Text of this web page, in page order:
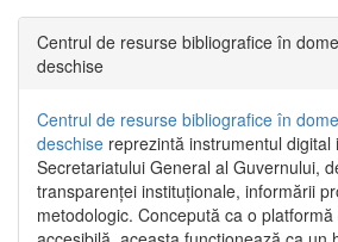
Centrul de resurse bibliografice în
deschise
Centrul de resurse bibliografice în
deschise reprezintă instrumentul digital
Secretariatului General al Guvernului,
transparenței instituționale, informării
metodologic. Concepută ca o